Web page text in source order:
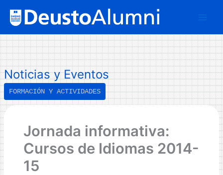
u
s
c
a
r
Noticias y Eventos
FORMACIÓN Y ACTIVIDADES
Jornada informativa:
Cursos de Idiomas 2014-
15